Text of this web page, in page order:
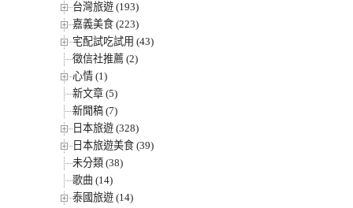
台灣旅遊 (193)
嘉義美食 (223)
宅配試吃試用 (43)
徵信社推薦 (2)
心情 (1)
新文章 (5)
新聞稿 (7)
日本旅遊 (328)
日本旅遊美食 (39)
未分類 (38)
歌曲 (14)
泰國旅遊 (14)